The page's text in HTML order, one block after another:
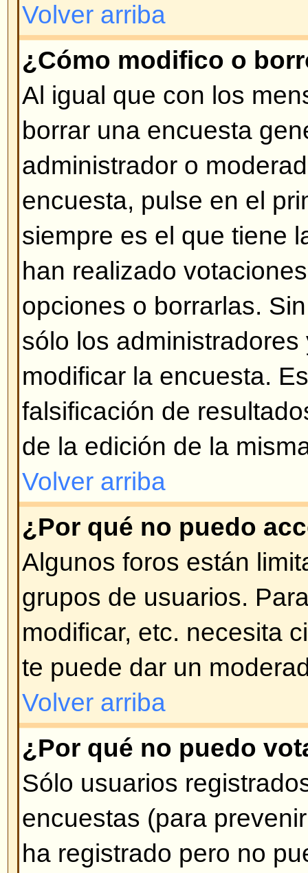
¿Qué son los Anuncios?
Los Anuncios usualmente
importante que los usuarios
posible. Los Anuncios
de temas del Foro donde
no ingresar anuncios
Ud. posea, los cuales son
administrador.
Volver arriba
¿Qué son los Temas
Los Temas Permanentes
Anuncios en la vista del Foro y
página. Usualmente son de
temas que deben permanecer
igual que con los Anuncios, el
quien puede ingresar Temas
Volver arriba
¿Qué son los Temas
Los Temas Bloqueados son
por el administrador o
mensajes ni respuestas ni votar
Tema Bloqueado. Las
Bloqueado son
Volver arriba
¿Qué son los
Los Administradores son gente
alto nivel de control sobre el
controlar la manera en que
sus aspectos, incluyendo